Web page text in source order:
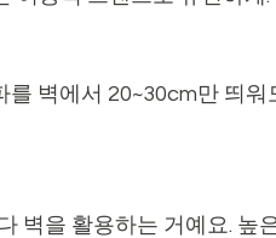
벽에서 20~30cm만 띄워
벽을 활용하는 거예요. 높